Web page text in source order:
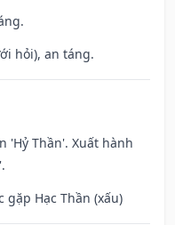
hỏi), an táng.
'Hỷ Thần'. Xuất hành
Hạc Thần (xấu)